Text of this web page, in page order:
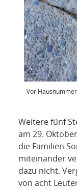
Vor
Weitere fünf
am 29.
die Familien
miteinander
dazu nicht.
von acht